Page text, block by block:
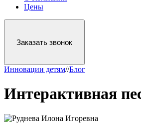
Цены
Заказать звонок
Инновации детям//Блог
Интерактивная